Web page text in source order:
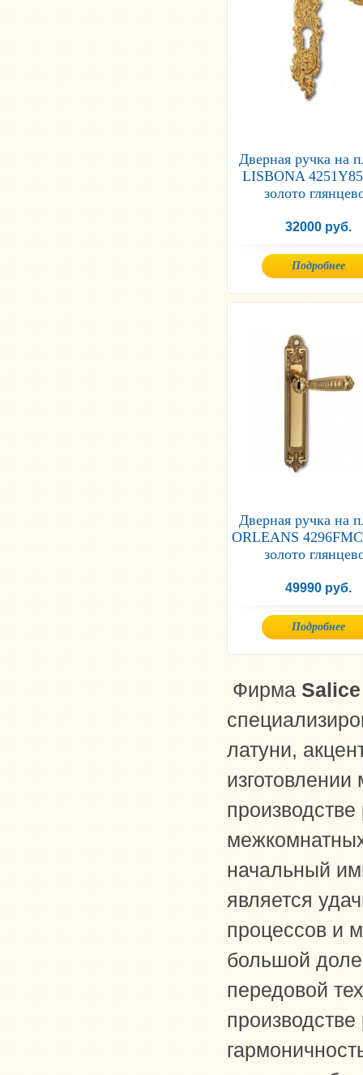
Дверная ручка на
LISBONA
золото
32000 руб.
Подробнее
Дверная ручка на
ORLEANS
золото
49990 руб.
Подробнее
Фирма
латуни,
начальный
является
процессов и
большой
передовой